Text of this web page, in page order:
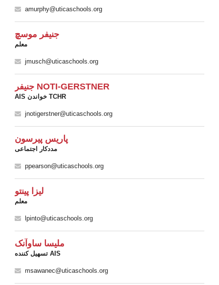
amurphy@uticaschools.org
جنیفر موسچ
معلم
jmusch@uticaschools.org
جنیفر NOTI-GERSTNER
AIS خواندن TCHR
jnotigerstner@uticaschools.org
پاریس پیرسون
مددکار اجتماعی
ppearson@uticaschools.org
لیزا پینتو
معلم
lpinto@uticaschools.org
ملیسا ساوآنک
تسهیل کننده AIS
msawanec@uticaschools.org